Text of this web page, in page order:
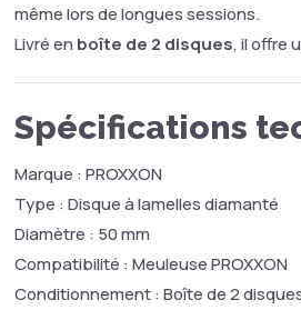
même lors de longues sessions.
Livré en boîte de 2 disques, il offre
Spécifications
Marque : PROXXON
Type : Disque à lamelles diamanté
Diamètre : 50 mm
Compatibilité : Meuleuse PROXXON
Conditionnement : Boîte de 2